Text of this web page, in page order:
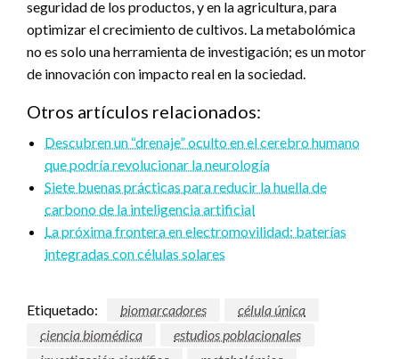
seguridad de los productos, y en la agricultura, para
optimizar el crecimiento de cultivos. La metabolómica
no es solo una herramienta de investigación; es un motor
de innovación con impacto real en la sociedad.
Otros artículos relacionados:
Descubren un “drenaje” oculto en el cerebro humano
que podría revolucionar la neurología
Siete buenas prácticas para reducir la huella de
carbono de la inteligencia artificial
La próxima frontera en electromovilidad: baterías
integradas con células solares
Etiquetado: biomarcadores
célula única
ciencia biomédica
estudios poblacionales